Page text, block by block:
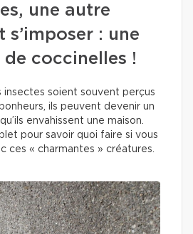
une autre
s’imposer : une
coccinelles !
insectes soient souvent perçus
ils peuvent devenir un
envahissent une maison.
pour savoir quoi faire si vous
ces « charmantes » créatures.